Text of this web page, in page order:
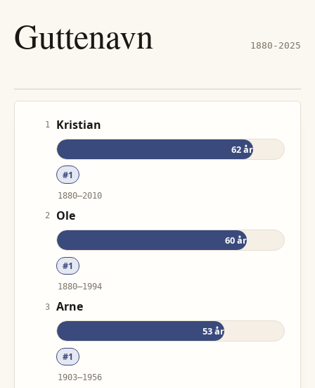
Guttenavn 1880- 2025
1 Kristian
62år
#1
1880–2010
2
Ole
60år
#1
1880–1994
3
Arne
53år
#1
1903–1956